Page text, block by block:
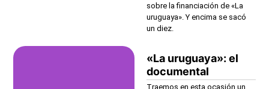
sobre la financiación de «La
uruguaya». Y encima se sacó
un diez.
«La uruguaya»: el
documental
Traemos en esta ocasión un